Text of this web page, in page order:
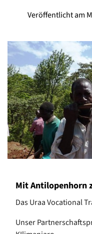
Veröffentlicht am
Mit Antilopenhorn
Das Uraa Vocational
Unser